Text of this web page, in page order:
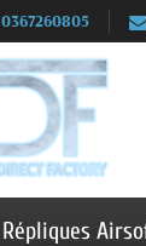
0367260805
Répliques